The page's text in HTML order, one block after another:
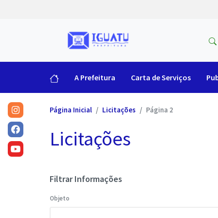
A Prefeitura Carta de Serviços
Página Inicial Licitações Página 2
Licitações
Filtrar Informações
Objeto